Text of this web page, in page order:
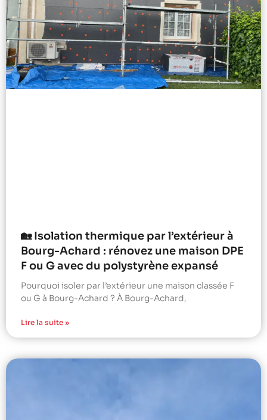
🏡 Isolation thermique par l’extérieur à
Bourg-Achard : rénovez une maison DPE
F ou G avec du polystyrène expansé
Pourquoi isoler par l’extérieur une maison classée F
ou G à Bourg-Achard ? À Bourg-Achard,
Lire la suite »